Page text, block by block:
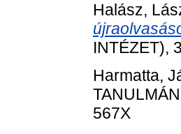
Halász,
INTÉZET),
Harmatta,
567X